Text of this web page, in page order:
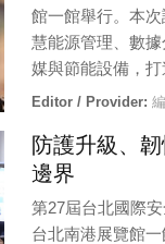
館一館舉行。本
慧能源管理、數
媒與節能設備，
Editor / Provider:
防護升級、
邊界
第27屆台北國際
台北南港展覽館